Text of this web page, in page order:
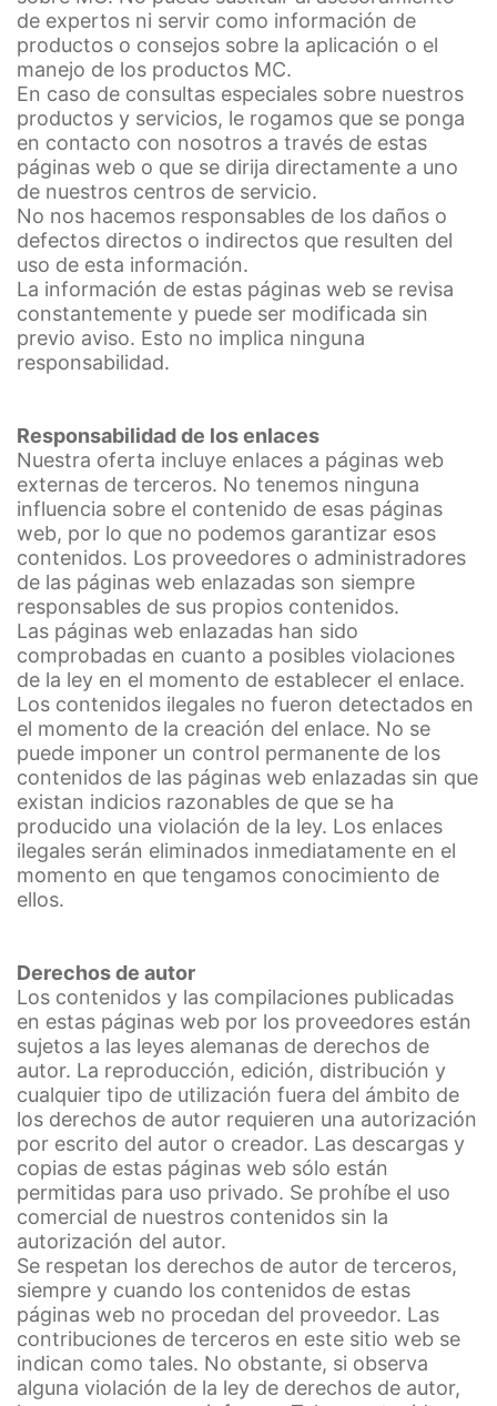
de expertos ni servir como información de
productos o consejos sobre la aplicación o el
manejo de los productos MC.
En caso de consultas especiales sobre nuestros
productos y servicios, le rogamos que se ponga
en contacto con nosotros a través de estas
páginas web o que se dirija directamente a uno
de nuestros centros de servicio.
No nos hacemos responsables de los daños o
defectos directos o indirectos que resulten del
uso de esta información.
La información de estas páginas web se revisa
constantemente y puede ser modificada sin
previo aviso. Esto no implica ninguna
responsabilidad.
Responsabilidad de los enlaces
Nuestra oferta incluye enlaces a páginas web
externas de terceros. No tenemos ninguna
influencia sobre el contenido de esas páginas
web, por lo que no podemos garantizar esos
contenidos. Los proveedores o administradores
de las páginas web enlazadas son siempre
responsables de sus propios contenidos.
Las páginas web enlazadas han sido
comprobadas en cuanto a posibles violaciones
de la ley en el momento de establecer el enlace.
Los contenidos ilegales no fueron detectados en
el momento de la creación del enlace. No se
puede imponer un control permanente de los
contenidos de las páginas web enlazadas sin que
existan indicios razonables de que se ha
producido una violación de la ley. Los enlaces
ilegales serán eliminados inmediatamente en el
momento en que tengamos conocimiento de
ellos.
Derechos de autor
Los contenidos y las compilaciones publicadas
en estas páginas web por los proveedores están
sujetos a las leyes alemanas de derechos de
autor. La reproducción, edición, distribución y
cualquier tipo de utilización fuera del ámbito de
los derechos de autor requieren una autorización
por escrito del autor o creador. Las descargas y
copias de estas páginas web sólo están
permitidas para uso privado. Se prohíbe el uso
comercial de nuestros contenidos sin la
autorización del autor.
Se respetan los derechos de autor de terceros,
siempre y cuando los contenidos de estas
páginas web no procedan del proveedor. Las
contribuciones de terceros en este sitio web se
indican como tales. No obstante, si observa
alguna violación de la ley de derechos de autor,